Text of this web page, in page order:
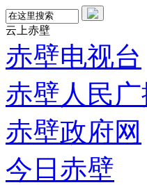
云上赤壁
赤壁电视台
赤壁人民
赤壁政府网
今日赤壁